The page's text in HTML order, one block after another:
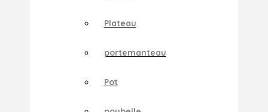
Plateau
portemanteau
Pot